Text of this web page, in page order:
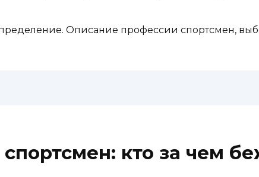
Описание профессии спортсмен,
кто за чем